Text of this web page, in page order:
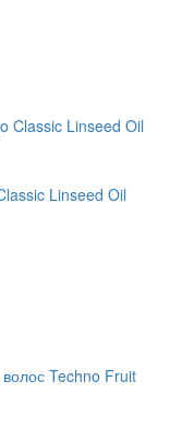
Linseed Oil